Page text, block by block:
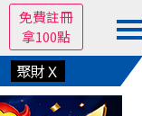
免費註冊
拿100點
聚財Ｘ